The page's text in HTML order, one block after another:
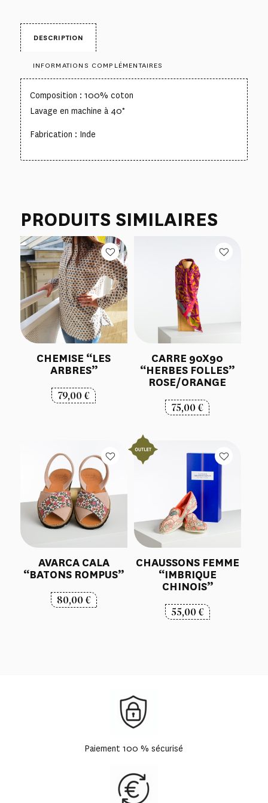
DESCRIPTION
INFORMATIONS COMPLÉMENTAIRES
Composition : 100% coton
Lavage en machine à 40°
Fabrication : Inde
PRODUITS SIMILAIRES
CHEMISE “LES
ARBRES”
79,00€
CARRE 90X90
“HERBES FOLLES”
ROSE/ORANGE
75,00€
AVARCA CALA
“BATONS ROMPUS”
80,00€
CHAUSSONS FEMME
“IMBRIQUE
CHINOIS”
55,00€
Paiement 100 % sécurisé